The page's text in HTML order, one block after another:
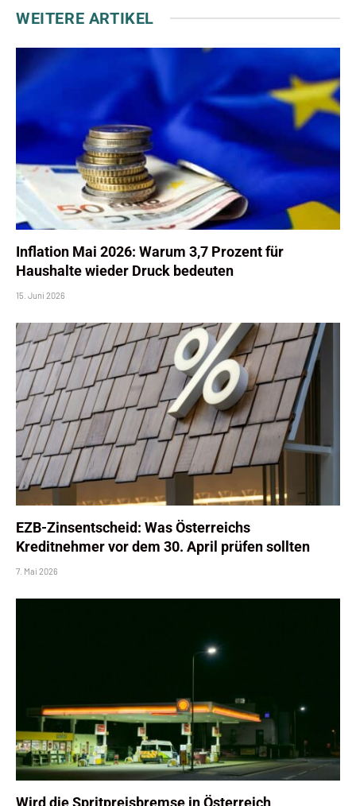
WEITERE ARTIKEL
Inflation Mai 2026: Warum 3,7 Prozent für
Haushalte wieder Druck bedeuten
15. Juni 2026
EZB-Zinsentscheid: Was Österreichs
Kreditnehmer vor dem 30. April prüfen sollten
7. Mai 2026
Wird die Spritpreisbremse in Österreich